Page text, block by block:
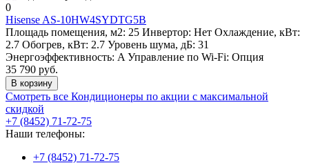
0
Hisense AS-10HW4SYDTG5B
Площадь помещения, м2: 25 Инвертор: Нет Охлаждение, кВт:
2.7 Обогрев, кВт: 2.7 Уровень шума, дБ: 31
Энергоэффективность: A Управление по Wi-Fi: Опция
35 790 руб.
В корзину
Смотреть все Кондиционеры по акции с максимальной
скидкой
+7 (8452) 71-72-75
Наши телефоны:
+7 (8452) 71-72-75